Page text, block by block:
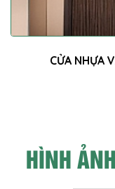
CỬA NHỰA
HÌNH